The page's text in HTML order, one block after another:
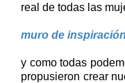
real de todas las
muro de inspiración
y como todas
propusieron crear